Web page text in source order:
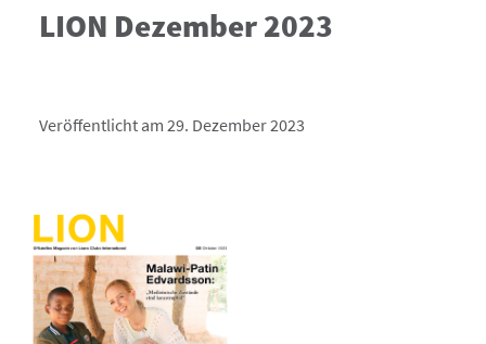
LION Dezember 2023
Veröffentlicht am 29. Dezember 2023